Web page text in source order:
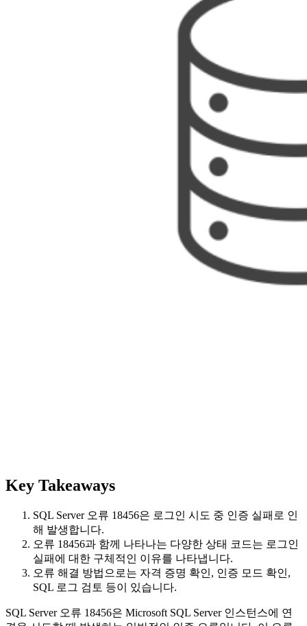
Key Takeaways
SQL Server 오류 18456은 로그인 시도 중 인증 실패로 인
해 발생합니다.
오류 18456과 함께 나타나는 다양한 상태 코드는 로그인
실패에 대한 구체적인 이유를 나타냅니다.
오류 해결 방법으로는 자격 증명 확인, 인증 모드 확인,
SQL 로그 검토 등이 있습니다.
SQL Server 오류 18456은 Microsoft SQL Server 인스턴스에 연